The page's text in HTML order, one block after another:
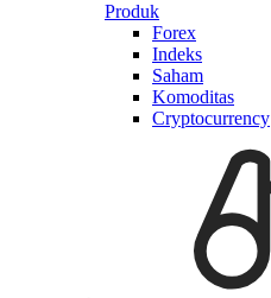
Produk
Forex
Indeks
Saham
Komoditas
Cryptocurrency